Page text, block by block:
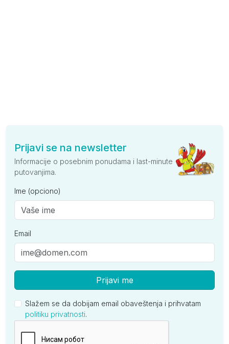
Prijavi se na newsletter
Informacije o posebnim ponudama i last-minute
putovanjima.
Ime (opciono)
Email
Prijavi me
Slažem se da dobijam email obaveštenja i prihvatam
politiku privatnosti.